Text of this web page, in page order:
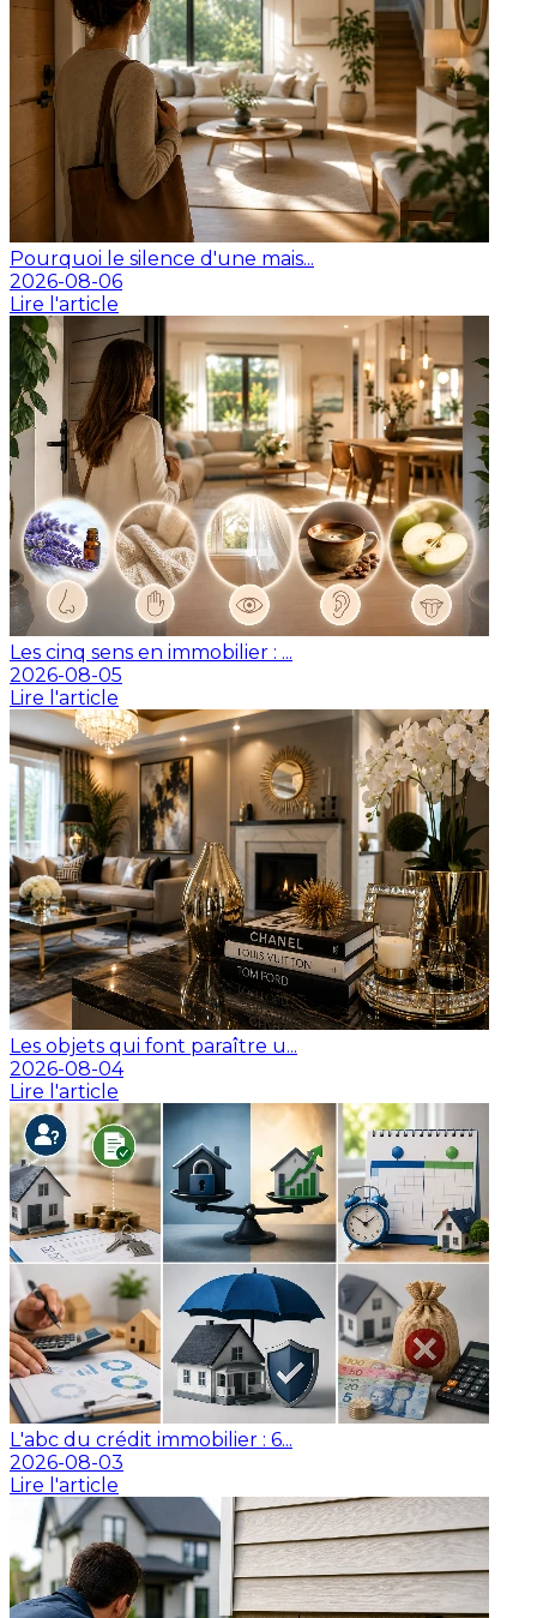
Pourquoi le silence d'une mais...
2026-08-06
Lire l'article
Les cinq sens en immobilier : ...
2026-08-05
Lire l'article
Les objets qui font paraître u...
2026-08-04
Lire l'article
L'abc du crédit immobilier : 6...
2026-08-03
Lire l'article